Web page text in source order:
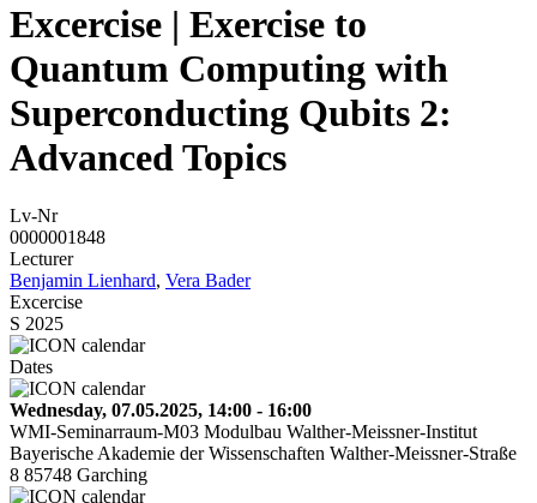
Excercise | Exercise to
Quantum Computing with
Superconducting Qubits 2:
Advanced Topics
Lv-Nr
0000001848
Lecturer
Benjamin Lienhard, Vera Bader
Excercise
S 2025
Dates
Wednesday, 07.05.2025, 14:00 - 16:00
WMI-Seminarraum-M03 Modulbau Walther-Meissner-Institut
Bayerische Akademie der Wissenschaften Walther-Meissner-Straße
8 85748 Garching